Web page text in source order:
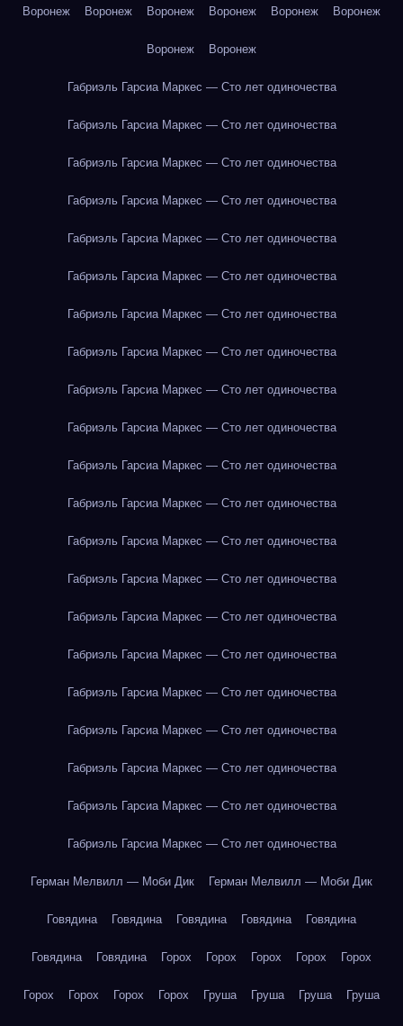
Воронеж Воронеж Воронеж Воронеж Воронеж Воронеж
Воронеж Воронеж
Габриэль Гарсиа Маркес — Сто лет одиночества
Габриэль Гарсиа Маркес — Сто лет одиночества
Габриэль Гарсиа Маркес — Сто лет одиночества
Габриэль Гарсиа Маркес — Сто лет одиночества
Габриэль Гарсиа Маркес — Сто лет одиночества
Габриэль Гарсиа Маркес — Сто лет одиночества
Габриэль Гарсиа Маркес — Сто лет одиночества
Габриэль Гарсиа Маркес — Сто лет одиночества
Габриэль Гарсиа Маркес — Сто лет одиночества
Габриэль Гарсиа Маркес — Сто лет одиночества
Габриэль Гарсиа Маркес — Сто лет одиночества
Габриэль Гарсиа Маркес — Сто лет одиночества
Габриэль Гарсиа Маркес — Сто лет одиночества
Габриэль Гарсиа Маркес — Сто лет одиночества
Габриэль Гарсиа Маркес — Сто лет одиночества
Габриэль Гарсиа Маркес — Сто лет одиночества
Габриэль Гарсиа Маркес — Сто лет одиночества
Габриэль Гарсиа Маркес — Сто лет одиночества
Габриэль Гарсиа Маркес — Сто лет одиночества
Габриэль Гарсиа Маркес — Сто лет одиночества
Габриэль Гарсиа Маркес — Сто лет одиночества
Герман Мелвилл — Моби Дик Герман Мелвилл — Моби Дик
Говядина Говядина Говядина Говядина Говядина
Говядина Говядина Горох Горох Горох Горох Горох
Горох Горох Горох Горох Груша Груша Груша Груша